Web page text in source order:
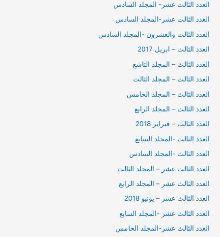
العدد الثالت عشر- المجلد السادس
العدد الثالت عشر-المجلد السادس
العدد الثالت والعشرون -المجلد السادس
العدد الثالث – ابريل 2017
العدد الثالث – المجلد التاسع
العدد الثالث – المجلد الثالث
العدد الثالث – المجلد الخامس
العدد الثالث – المجلد الرابع
العدد الثالث – فبراير 2018
العدد الثالث -المجلد السابع
العدد الثالث -المجلد السادس
العدد الثالث عشر – المجلد الثالث
العدد الثالث عشر – المجلد الرابع
العدد الثالث عشر – يونيو 2018
العدد الثالث عشر -المجلد السابع
العدد الثالث عشر-المجلد الخامس